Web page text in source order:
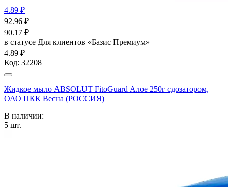
4.89 ₽
92.96 ₽
90.17 ₽
в статусе Для клиентов «Базис Премиум»
4.89 ₽
Код: 32208
Жидкое мыло ABSOLUT FitoGuard Алое 250г сдозатором,
ОАО ПКК Весна (РОССИЯ)
В наличии:
5 шт.